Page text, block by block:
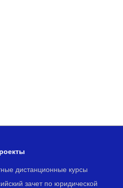
дистанционные курсы
зачет по юридической